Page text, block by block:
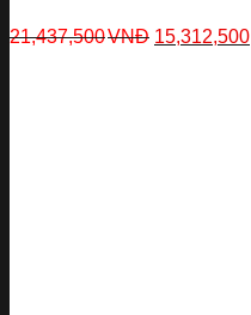
21,437,500VNĐ 15,312,500